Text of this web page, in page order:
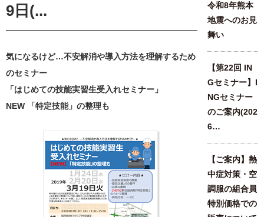
9日(...
気になるけど…不安解消や導入方法を理解するため
のセミナー
「はじめての技能実習生受入れセミナー」
NEW 「特定技能」の整理も
令和8年熊本
地震へのお見
舞い
【第22回 IN
Gセミナー】I
NGセミナー
のご案内(202
6…
【ご案内】熱
中症対策・空
調服の組合員
特別価格での